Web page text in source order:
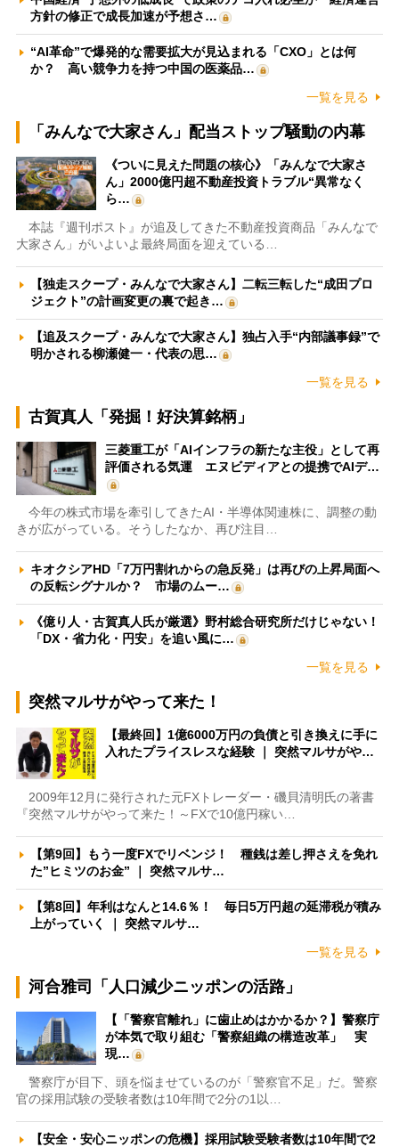
方針の修正で成長加速が予想さ…
“AI革命”で爆発的な需要拡大が見込まれる「CXO」とは何
か？ 高い競争力を持つ中国の医薬品…
一覧を見る
「みんなで大家さん」配当ストップ騒動の内幕
《ついに見えた問題の核心》「みんなで大家さ
ん」2000億円超不動産投資トラブル“異常なく
ら…
本誌『週刊ポスト』が追及してきた不動産投資商品「みんなで
大家さん」がいよいよ最終局面を迎えている…
【独走スクープ・みんなで大家さん】二転三転した“成田プロ
ジェクト”の計画変更の裏で起き…
【追及スクープ・みんなで大家さん】独占入手“内部議事録”で
明かされる柳瀬健一・代表の思…
一覧を見る
古賀真人「発掘！好決算銘柄」
三菱重工が「AIインフラの新たな主役」として再
評価される気運 エヌビディアとの提携でAIデ…
今年の株式市場を牽引してきたAI・半導体関連株に、調整の動
きが広がっている。そうしたなか、再び注目…
キオクシアHD「7万円割れからの急反発」は再びの上昇局面へ
の反転シグナルか？ 市場のムー…
《億り人・古賀真人氏が厳選》野村総合研究所だけじゃない！
「DX・省力化・円安」を追い風に…
一覧を見る
突然マルサがやって来た！
【最終回】1億6000万円の負債と引き換えに手に
入れたプライスレスな経験 ｜ 突然マルサがや…
2009年12月に発行された元FXトレーダー・磯貝清明氏の著書
『突然マルサがやって来た！～FXで10億円稼い…
【第9回】もう一度FXでリベンジ！ 種銭は差し押さえを免れ
た”ヒミツのお金” ｜ 突然マルサ…
【第8回】年利はなんと14.6％！ 毎日5万円超の延滞税が積み
上がっていく ｜ 突然マルサ…
一覧を見る
河合雅司「人口減少ニッポンの活路」
【「警察官離れ」に歯止めはかかるか？】警察庁
が本気で取り組む「警察組織の構造改革」 実
現…
警察庁が目下、頭を悩ませているのが「警察官不足」だ。警察
官の採用試験の受験者数は10年間で2分の1以…
【安全・安心ニッポンの危機】採用試験受験者数は10年間で2